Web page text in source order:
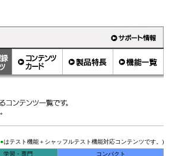
●はテスト機能＋シャッフルテスト機能対応コンテンツです。)
学習・専門
コンパクト